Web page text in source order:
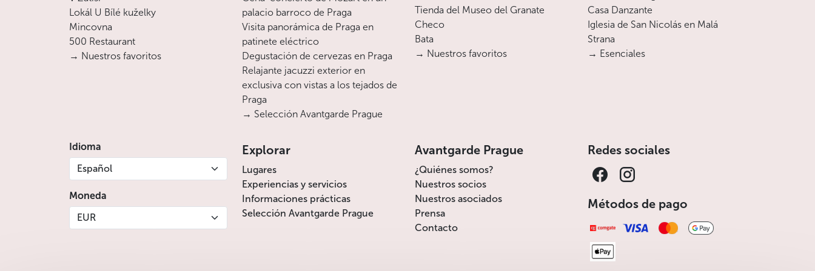
Lokál U Bílé kuželky
Mincovna
500 Restaurant
→ Nuestros favoritos
palacio barroco de Praga
Visita panorámica de Praga en
patinete eléctrico
Degustación de cervezas en Praga
Relajante jacuzzi exterior en
exclusiva con vistas a los tejados de
Praga
→ Selección Avantgarde Prague
Tienda del Museo del Granate
Checo
Bata
→ Nuestros favoritos
Casa Danzante
Iglesia de San Nicolás en Malá
Strana
→ Esenciales
Idioma
Español
Moneda
EUR
Explorar
Lugares
Experiencias y servicios
Informaciones prácticas
Selección Avantgarde Prague
Avantgarde Prague
¿Quiénes somos?
Nuestros socios
Nuestros asociados
Prensa
Contacto
Redes sociales
Métodos de pago